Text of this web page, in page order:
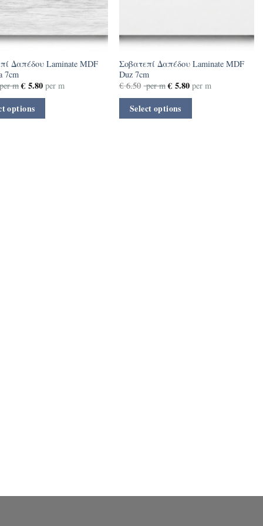
Δαπέδου Laminate MDF
7cm
m € 5.80 per m
options
Σοβατεπί Δαπέδου Laminate MDF
Duz 7cm
€6.50 per m €5.80per m
Select options